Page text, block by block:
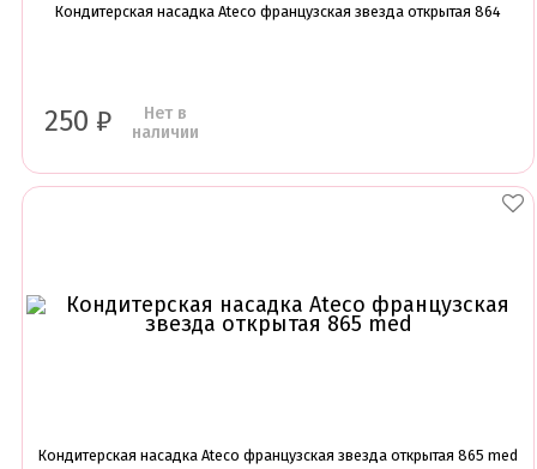
Кондитерская насадка Ateco французская звезда открытая 864
250 ₽
Нет в
наличии
Кондитерская насадка Ateco французская звезда открытая 865 med